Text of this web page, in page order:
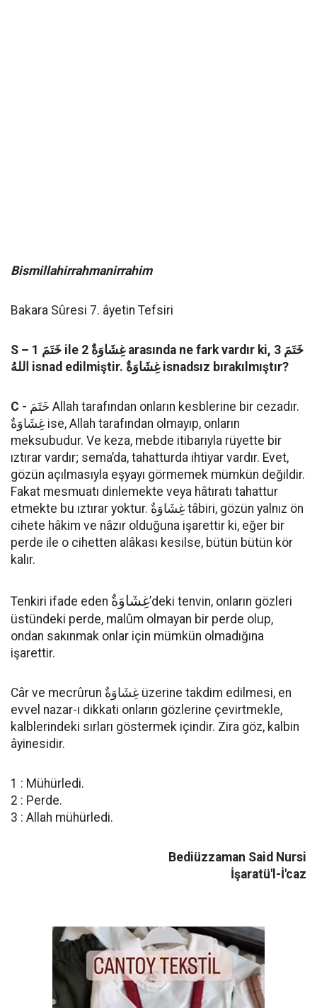
Bismillahirrahmanirrahim
Bakara Sûresi 7. âyetin Tefsiri
S – 1 خَتَمَ ile 2 غِشَاوَةٌ arasında ne fark vardır ki, 3 خَتَمَ
اللهُ isnad edilmiştir. غِشَاوَةٌ isnadsız bırakılmıştır?
C -
غِشَاوَةٌ ise, Allah tarafından olmayıp, onların
meksubudur. Ve keza, mebde itibarıyla rüyette bir
ıztırar vardır; sema’da, tahatturda ihtiyar vardır. Evet,
gözün açılmasıyla eşyayı görmemek mümkün değildir.
Fakat mesmuatı dinlemekte veya hâtıratı tahattur
etmekte bu ıztırar yoktur. غِشَاوَةٌ tâbiri, gözün yalnız ön
cihete hâkim ve nâzır olduğuna işarettir ki, eğer bir
perde ile o cihetten alâkası kesilse, bütün bütün kör
kalır.
Tenkiri ifade eden غِشَاوَةٌ’deki tenvin, onların gözleri
üstündeki perde, malûm olmayan bir perde olup,
ondan sakınmak onlar için mümkün olmadığına
işarettir.
Câr ve mecrûrun غِشَاوَةٌ üzerine takdim edilmesi, en
evvel nazar-ı dikkati onların gözlerine çevirtmekle,
kalblerindeki sırları göstermek içindir. Zira göz, kalbin
âyinesidir.
1 : Mühürledi.
2 : Perde.
3 : Allah mühürledi.
Bediüzzaman Said Nursi
İşaratü'l-İ'caz